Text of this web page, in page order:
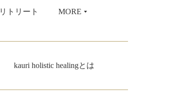
リトリート MORE
kauri holistic healingとは